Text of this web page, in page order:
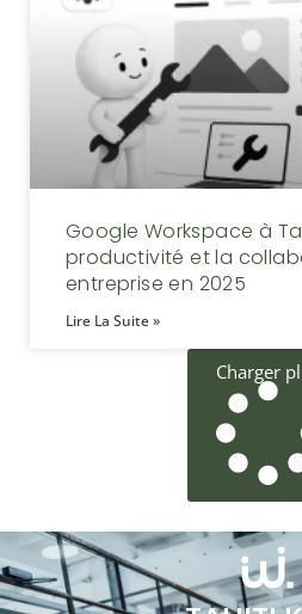
Google Workspace à
productivité et la
entreprise en 2025
Lire La Suite »
Charger